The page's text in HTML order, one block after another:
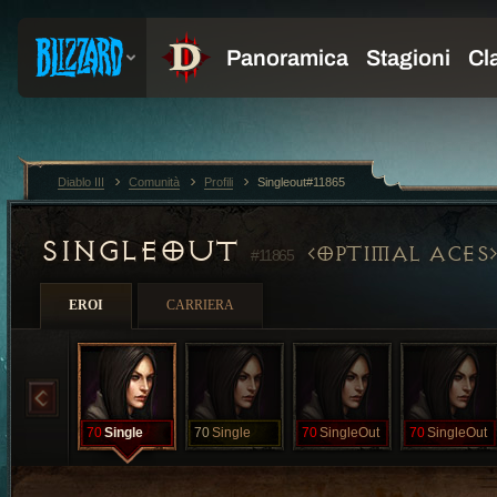
SINGLEOUT #11865 OPTIMAL ACES
EROI CARRIERA
70Single 70Single 70SingleOut 70SingleOut
Diablo III Comunità Profili Singleout#11865